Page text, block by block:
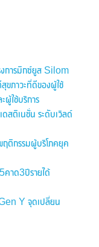
งการมิกซ์ยูส Silom
ขภาวะที่ดีของผู้ใช้
ผู้ใช้บริการ
สติเนชั่น ระดับเวิลด์
ติกรรมผู้บริโภคยุค
คาด3ปีรายได้
Y จุดเปลี่ยน